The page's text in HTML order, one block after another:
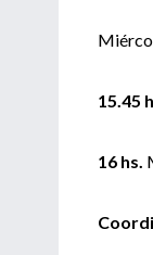
15.45
16 hs.